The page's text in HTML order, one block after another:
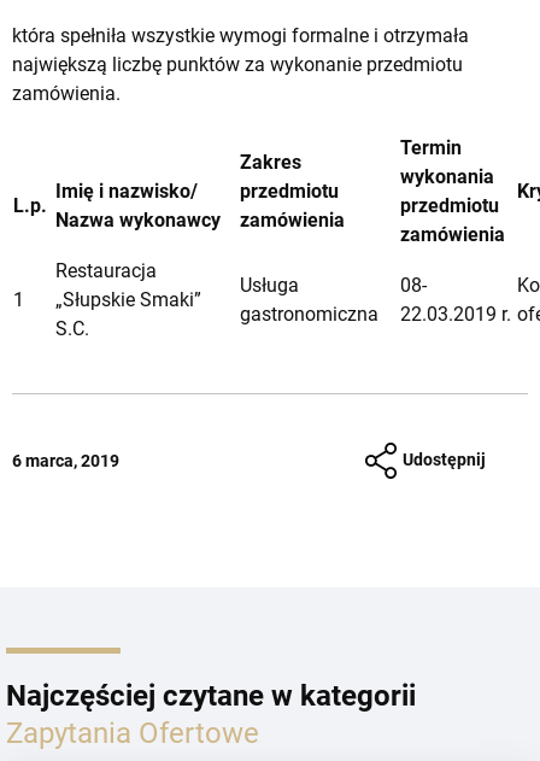
która spełniła wszystkie wymogi formalne i otrzymała
największą liczbę punktów za wykonanie przedmiotu
zamówienia.
L.p.
Imię i nazwisko/
Nazwa wykonawcy
Zakres
przedmiotu
zamówienia
Termin
wykonania
przedmiotu
zamówienia
1
Restauracja
„Słupskie Smaki”
S.C.
Usługa
gastronomiczna
08-
22.03.2019 r.
6 marca, 2019 Udostępnij
Najczęściej czytane w kategorii
Zapytania Ofertowe